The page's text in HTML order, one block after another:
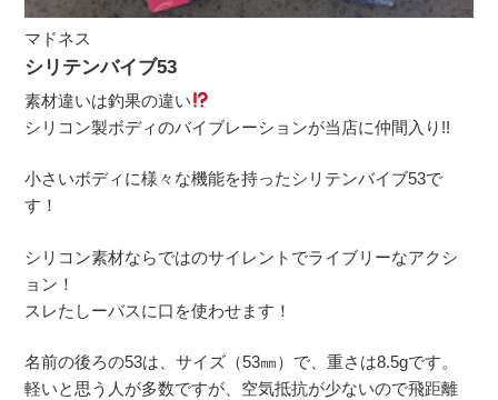
マドネス
シリテンバイブ53
素材違いは釣果の違い
シリコン製ボディのバイブレーションが当店に仲間入り!!
小さいボディに様々な機能を持ったシリテンバイブ53で
す！
シリコン素材ならではのサイレントでライブリーなアクシ
ョン！
スレたしーバスに口を使わせます！
名前の後ろの53は、サイズ（53㎜）で、重さは8.5gです。
軽いと思う人が多数ですが、空気抵抗が少ないので飛距離